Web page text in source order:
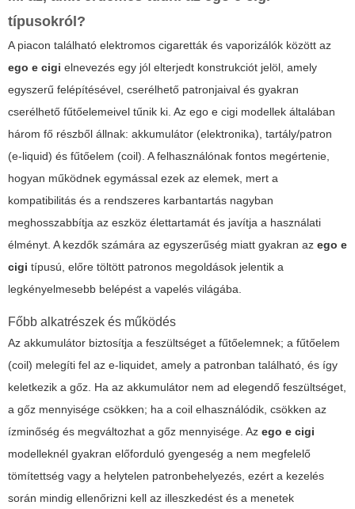
típusokról?
A piacon található elektromos cigaretták és vaporizálók között az
ego e cigi elnevezés egy jól elterjedt konstrukciót jelöl, amely
egyszerű felépítésével, cserélhető patronjaival és gyakran
cserélhető fűtőelemeivel tűnik ki. Az ego e cigi modellek általában
három fő részből állnak: akkumulátor (elektronika), tartály/patron
(e-liquid) és fűtőelem (coil). A felhasználónak fontos megértenie,
hogyan működnek egymással ezek az elemek, mert a
kompatibilitás és a rendszeres karbantartás nagyban
meghosszabbítja az eszköz élettartamát és javítja a használati
élményt. A kezdők számára az egyszerűség miatt gyakran az ego e
cigi típusú, előre töltött patronos megoldások jelentik a
legkényelmesebb belépést a vapelés világába.
Főbb alkatrészek és működés
Az akkumulátor biztosítja a feszültséget a fűtőelemnek; a fűtőelem
(coil) melegíti fel az e-liquidet, amely a patronban található, és így
keletkezik a gőz. Ha az akkumulátor nem ad elegendő feszültséget,
a gőz mennyisége csökken; ha a coil elhasználódik, csökken az
ízminőség és megváltozhat a gőz mennyisége. Az ego e cigi
modelleknél gyakran előforduló gyengeség a nem megfelelő
tömítettség vagy a helytelen patronbehelyezés, ezért a kezelés
során mindig ellenőrizni kell az illeszkedést és a menetek